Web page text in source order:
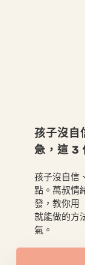
孩子沒自
急，這 3
孩子沒自信
點。萬叔情
發，教你用
就能做的方
氣。